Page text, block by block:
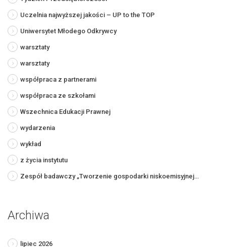
Uczelnia najwyższej jakości – UP to the TOP
Uniwersytet Młodego Odkrywcy
warsztaty
warsztaty
współpraca z partnerami
współpraca ze szkołami
Wszechnica Edukacji Prawnej
wydarzenia
wykład
z życia instytutu
Zespół badawczy „Tworzenie gospodarki niskoemisyjnej…
Archiwa
lipiec 2026